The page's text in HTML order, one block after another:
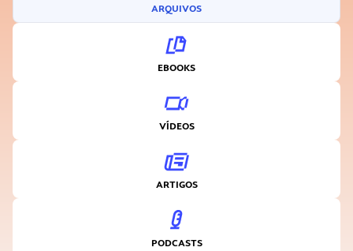
ARQUIVOS
EBOOKS
VÍDEOS
ARTIGOS
PODCASTS